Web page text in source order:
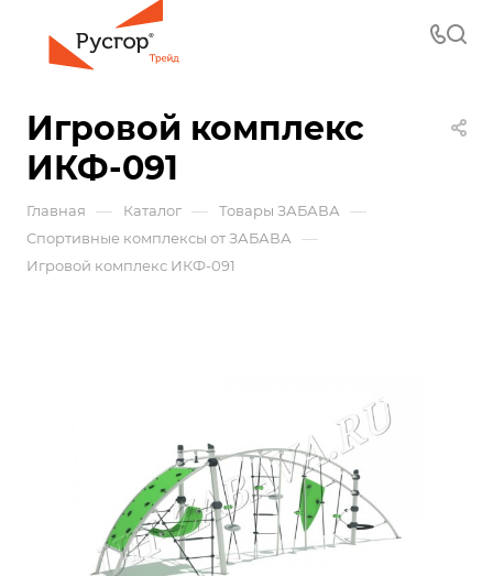
Игровой комплекс
ИКФ-091
Главная — Каталог — Товары ЗАБАВА —
Спортивные комплексы от ЗАБАВА —
Игровой комплекс ИКФ-091